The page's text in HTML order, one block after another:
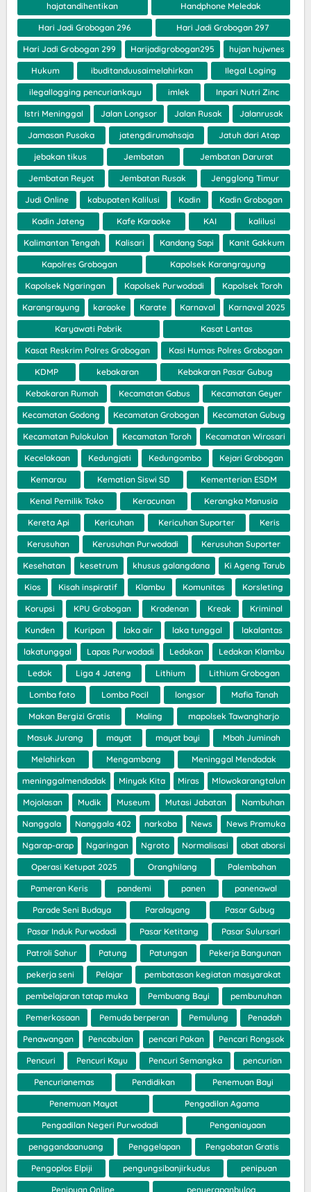
hajatandihentikan Handphone Meledak
Hari Jadi Grobogan 296 Hari Jadi Grobogan 297
Hari Jadi Grobogan 299 Harijadigrobogan295 hujan hujwnes
Hukum ibuditanduusaimelahirkan Ilegal Loging
ilegallogging pencuriankayu imlek Inpari Nutri Zinc
Istri Meninggal Jalan Longsor Jalan Rusak Jalanrusak
Jamasan Pusaka jatengdirumahsaja Jatuh dari Atap
jebakan tikus Jembatan Jembatan Darurat
Jembatan Reyot Jembatan Rusak Jengglong Timur
Judi Online kabupaten Kalilusi Kadin Kadin Grobogan
Kadin Jateng Kafe Karaoke KAI kalilusi
Kalimantan Tengah Kalisari Kandang Sapi Kanit Gakkum
Kapolres Grobogan Kapolsek Karangrayung
Kapolsek Ngaringan Kapolsek Purwodadi Kapolsek Toroh
Karangrayung karaoke Karate Karnaval Karnaval 2025
Karyawati Pabrik Kasat Lantas
Kasat Reskrim Polres Grobogan Kasi Humas Polres Grobogan
KDMP kebakaran Kebakaran Pasar Gubug
Kebakaran Rumah Kecamatan Gabus Kecamatan Geyer
Kecamatan Godong Kecamatan Grobogan Kecamatan Gubug
Kecamatan Pulokulon Kecamatan Toroh Kecamatan Wirosari
Kecelakaan Kedungjati Kedungombo Kejari Grobogan
Kemarau Kematian Siswi SD Kementerian ESDM
Kenal Pemilik Toko Keracunan Kerangka Manusia
Kereta Api Kericuhan Kericuhan Suporter Keris
Kerusuhan Kerusuhan Purwodadi Kerusuhan Suporter
Kesehatan kesetrum khusus galangdana Ki Ageng Tarub
Kios Kisah inspiratif Klambu Komunitas Korsleting
Korupsi KPU Grobogan Kradenan Kreak Kriminal
Kunden Kuripan laka air laka tunggal lakalantas
lakatunggal Lapas Purwodadi Ledakan Ledakan Klambu
Ledok Liga 4 Jateng Lithium Lithium Grobogan
Lomba foto Lomba Pocil longsor Mafia Tanah
Makan Bergizi Gratis Maling mapolsek Tawangharjo
Masuk Jurang mayat mayat bayi Mbah Juminah
Melahirkan Mengambang Meninggal Mendadak
meninggalmendadak Minyak Kita Miras Mlowokarangtalun
Mojolasan Mudik Museum Mutasi Jabatan Nambuhan
Nanggala Nanggala 402 narkoba News News Pramuka
Ngarap-arap Ngaringan Ngroto Normalisasi obat aborsi
Operasi Ketupat 2025 Oranghilang Palembahan
Pameran Keris pandemi panen panenawal
Parade Seni Budaya Paralayang Pasar Gubug
Pasar Induk Purwodadi Pasar Ketitang Pasar Sulursari
Patroli Sahur Patung Patungan Pekerja Bangunan
pekerja seni Pelajar pembatasan kegiatan masyarakat
pembelajaran tatap muka Pembuang Bayi pembunuhan
Pemerkosaan Pemuda berperan Pemulung Penadah
Penawangan Pencabulan pencari Pakan Pencari Rongsok
Pencuri Pencuri Kayu Pencuri Semangka pencurian
Pencurianemas Pendidikan Penemuan Bayi
Penemuan Mayat Pengadilan Agama
Pengadilan Negeri Purwodadi Penganiayaan
penggandaanuang Penggelapan Pengobatan Gratis
Pengoplos Elpiji pengungsibanjirkudus penipuan
Penipuan Online penyerapanbulog